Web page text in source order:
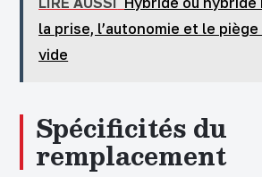
la prise, l’autonomie et le
vide
Spécificités du
remplacement